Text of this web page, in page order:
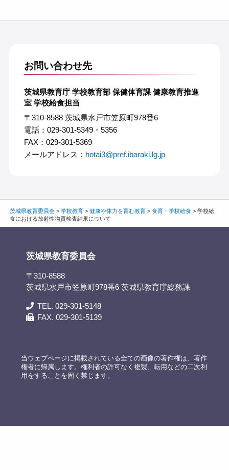
お問い合わせ先
茨城県教育庁 学校教育部 保健体育課 健康教育推進
室 学校給食担当
〒310-8588 茨城県水戸市笠原町978番6
電話：029-301-5349・5356
FAX：029-301-5369
メールアドレス： hotai3@pref.ibaraki.lg.jp
茨城県教育委員会> 学校教育> 健康や体力を育む教育> 食育・学校給食> 学校給
食における放射性物質検査結果について
茨城県教育委員会
〒310-8588
茨城県水戸市笠原町978番6 茨城県教育庁総務課
TEL. 029-301-5148
FAX. 029-301-5139
当ウェブページに掲載されている全ての画像の著作権は、著作
権者に帰属します。権利者の許可なく複製、転用などの二次利
用をすることを固く禁じます。